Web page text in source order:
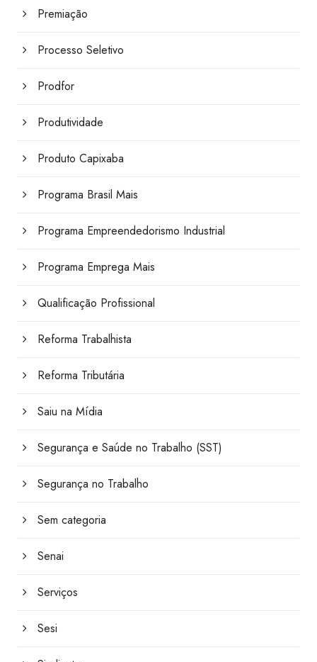
Premiação
Processo Seletivo
Prodfor
Produtividade
Produto Capixaba
Programa Brasil Mais
Programa Empreendedorismo Industrial
Programa Emprega Mais
Qualificação Profissional
Reforma Trabalhista
Reforma Tributária
Saiu na Mídia
Segurança e Saúde no Trabalho (SST)
Segurança no Trabalho
Sem categoria
Senai
Serviços
Sesi